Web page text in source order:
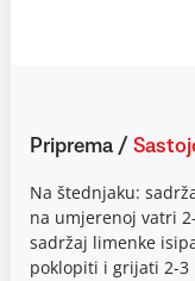
Priprema /
Na štednjaku:
na umjerenoj vatri
sadržaj limenke
poklopiti i grijati 2-3